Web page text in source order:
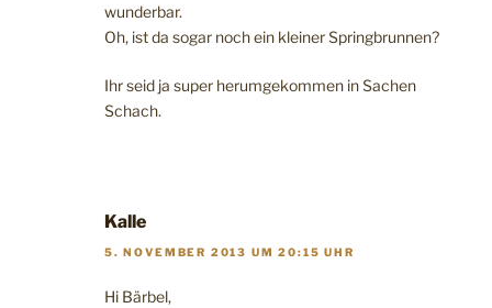
wunderbar.
Oh, ist da sogar noch ein kleiner Springbrunnen?
Ihr seid ja super herumgekommen in Sachen
Schach.
Kalle
5. NOVEMBER 2013 UM 20:15 UHR
Hi Bärbel,